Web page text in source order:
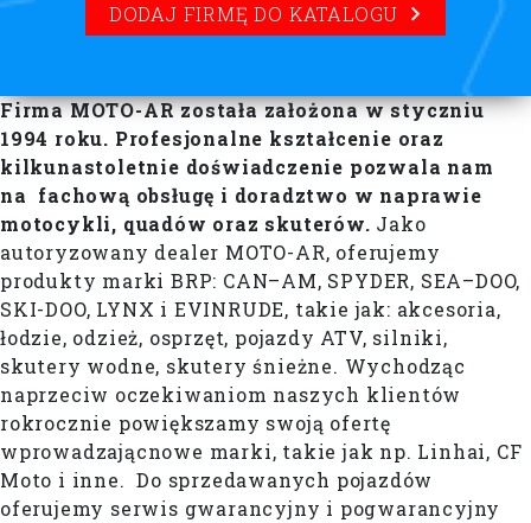
DODAJ FIRMĘ DO KATALOGU
Firma MOTO-AR została założona w styczniu
1994 roku. Profesjonalne kształcenie oraz
kilkunastoletnie doświadczenie pozwala nam
na fachową obsługę i doradztwo w naprawie
motocykli, quadów oraz skuterów. Jako
autoryzowany dealer MOTO-AR, oferujemy
produkty marki BRP: CAN–AM, SPYDER, SEA–DOO,
SKI-DOO, LYNX i EVINRUDE, takie jak: akcesoria,
łodzie, odzież, osprzęt, pojazdy ATV, silniki,
skutery wodne, skutery śnieżne. Wychodząc
naprzeciw oczekiwaniom naszych klientów
rokrocznie powiększamy swoją ofertę
wprowadzającnowe marki, takie jak np. Linhai, CF
Moto i inne. Do sprzedawanych pojazdów
oferujemy serwis gwarancyjny i pogwarancyjny